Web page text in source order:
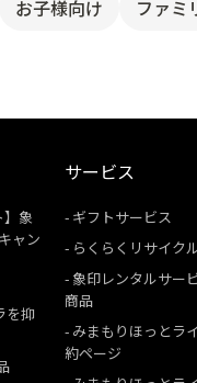
お子様向け ファミ
】象
ャン
を抑
サービス
ギフトサービス
らくらくリサイク
象印レンタルサー
商品
みまもりほっとラ
約ページ